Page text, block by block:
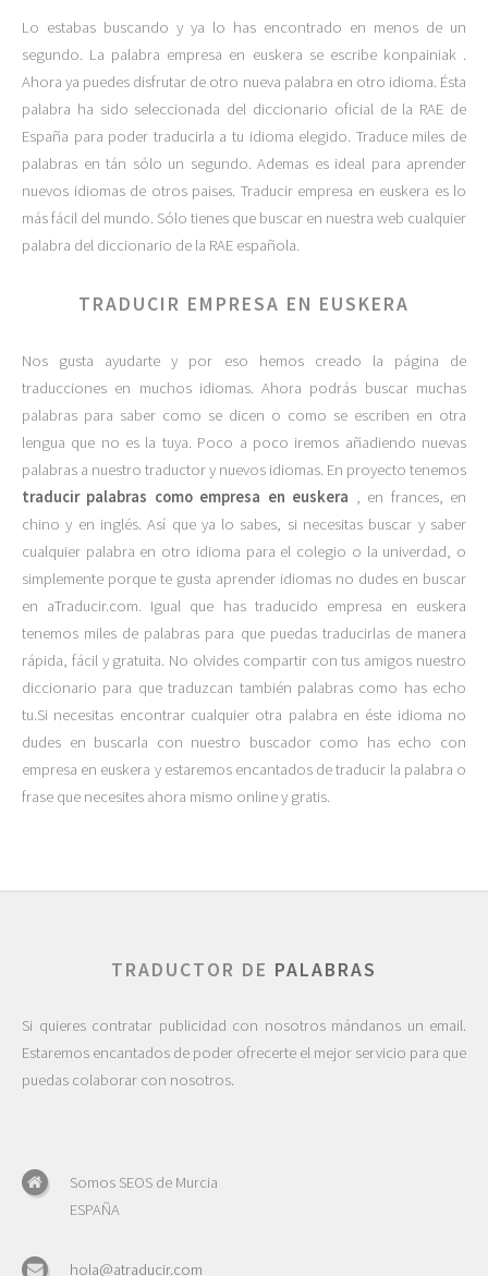
Lo estabas buscando y ya lo has encontrado en menos de un
segundo. La palabra empresa en euskera se escribe konpainiak .
Ahora ya puedes disfrutar de otro nueva palabra en otro idioma. Ésta
palabra ha sido seleccionada del diccionario oficial de la RAE de
España para poder traducirla a tu idioma elegido. Traduce miles de
palabras en tán sólo un segundo. Ademas es ideal para aprender
nuevos idiomas de otros paises. Traducir empresa en euskera es lo
más fácil del mundo. Sólo tienes que buscar en nuestra web cualquier
palabra del diccionario de la RAE española.
TRADUCIR EMPRESA EN EUSKERA
Nos gusta ayudarte y por eso hemos creado la página de
traducciones en muchos idiomas. Ahora podrás buscar muchas
palabras para saber como se dicen o como se escriben en otra
lengua que no es la tuya. Poco a poco iremos añadiendo nuevas
palabras a nuestro traductor y nuevos idiomas. En proyecto tenemos
traducir palabras como empresa en euskera
, en frances, en
chino y en inglés. Así que ya lo sabes, si necesitas buscar y saber
cualquier palabra en otro idioma para el colegio o la univerdad, o
simplemente porque te gusta aprender idiomas no dudes en buscar
en aTraducir.com. Igual que has traducido empresa en euskera
tenemos miles de palabras para que puedas traducirlas de manera
rápida, fácil y gratuita. No olvides compartir con tus amigos nuestro
diccionario para que traduzcan también palabras como has echo
tu.Si necesitas encontrar cualquier otra palabra en éste idioma no
dudes en buscarla con nuestro buscador como has echo con
empresa en euskera y estaremos encantados de traducir la palabra o
frase que necesites ahora mismo online y gratis.
TRADUCTOR DE PALABRAS
Si quieres contratar publicidad con nosotros mándanos un email.
Estaremos encantados de poder ofrecerte el mejor servicio para que
puedas colaborar con nosotros.
Somos SEOS de Murcia
ESPAÑA
hola@atraducir.com